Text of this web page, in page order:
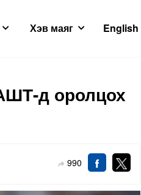
Хэв маяг English
д оролцох
990